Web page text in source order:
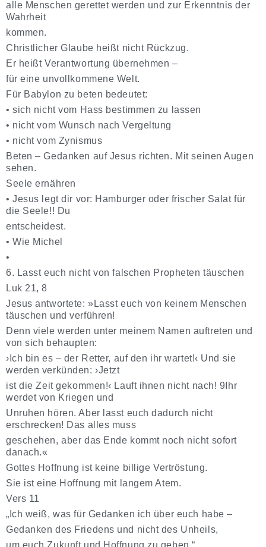
alle Menschen gerettet werden und zur Erkenntnis der
Wahrheit
kommen.
Christlicher Glaube heißt nicht Rückzug.
Er heißt Verantwortung übernehmen –
für eine unvollkommene Welt.
Für Babylon zu beten bedeutet:
• sich nicht vom Hass bestimmen zu lassen
• nicht vom Wunsch nach Vergeltung
• nicht vom Zynismus
Beten – Gedanken auf Jesus richten. Mit seinen Augen
sehen.
Seele ernähren
• Jesus legt dir vor: Hamburger oder frischer Salat für
die Seele!! Du
entscheidest.
• Wie Michel
•
6. Lasst euch nicht von falschen Propheten täuschen
Luk 21, 8
Jesus antwortete: »Lasst euch von keinem Menschen
täuschen und verführen!
Denn viele werden unter meinem Namen auftreten und
von sich behaupten:
›Ich bin es – der Retter, auf den ihr wartet!‹ Und sie
werden verkünden: ›Jetzt
ist die Zeit gekommen!‹ Lauft ihnen nicht nach! 9Ihr
werdet von Kriegen und
Unruhen hören. Aber lasst euch dadurch nicht
erschrecken! Das alles muss
geschehen, aber das Ende kommt noch nicht sofort
danach.«
Gottes Hoffnung ist keine billige Vertröstung.
Sie ist eine Hoffnung mit langem Atem.
Vers 11
„Ich weiß, was für Gedanken ich über euch habe –
Gedanken des Friedens und nicht des Unheils,
um euch Zukunft und Hoffnung zu geben.“